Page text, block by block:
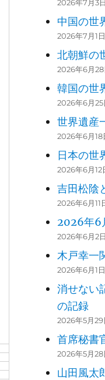
2026年7月3日
中国の世
2026年7月1日
北朝鮮の
2026年6月28
韓国の世
2026年6月25
世界遺産
2026年6月18
日本の世
2026年6月12
吉田松陰
2026年6月11
2026年6
2026年6月2日
木戸幸一
2026年6月1日
消せない
の記録
2026年5月29
首席秘書
2026年5月28
山田風太